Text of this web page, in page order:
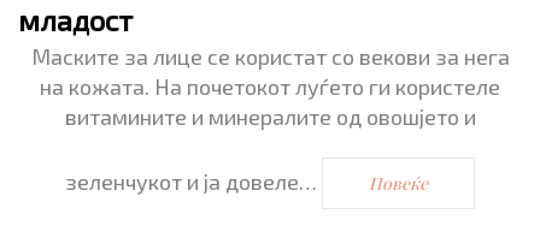
младост
Маските за лице се користат со векови за нега
на кожата. На почетокот луѓето ги користеле
витамините и минералите од овошјето и
зеленчукот и ја довеле… Повеќе